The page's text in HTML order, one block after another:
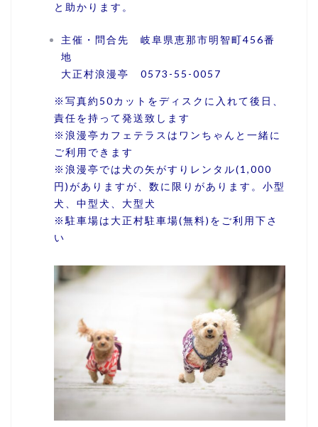
と助かります。
主催・問合先 岐阜県恵那市明智町456番
地
大正村浪漫亭 0573-55-0057
※写真約50カットをディスクに入れて後日、
責任を持って発送致します
※浪漫亭カフェテラスはワンちゃんと一緒に
ご利用できます
※浪漫亭では犬の矢がすりレンタル(1,000
円)がありますが、数に限りがあります。小型
犬、中型犬、大型犬
※駐車場は大正村駐車場(無料)をご利用下さ
い